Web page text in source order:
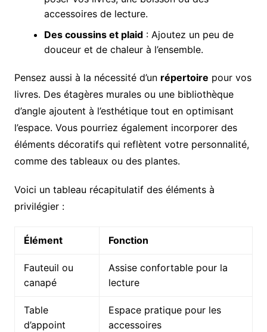
accessoires de lecture.
Des coussins et plaid: Ajoutez un peu de
douceur et de chaleur à l’ensemble.
Pensez aussi à la nécessité d’un répertoire pour vos
livres. Des étagères murales ou une bibliothèque
d’angle ajoutent à l’esthétique tout en optimisant
l’espace. Vous pourriez également incorporer des
éléments décoratifs qui reflètent votre personnalité,
comme des tableaux ou des plantes.
Voici un tableau récapitulatif des éléments à
privilégier :
Élément Fonction
Fauteuil ou
canapé
Assise confortable pour la
lecture
Table
d’appoint
Espace pratique pour les
accessoires